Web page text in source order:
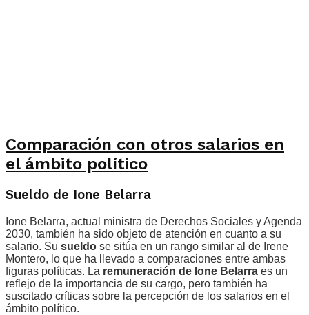
Comparación con otros salarios en
el ámbito político
Sueldo de Ione Belarra
Ione Belarra, actual ministra de Derechos Sociales y Agenda
2030, también ha sido objeto de atención en cuanto a su
salario. Su sueldo se sitúa en un rango similar al de Irene
Montero, lo que ha llevado a comparaciones entre ambas
figuras políticas. La remuneración de Ione Belarra es un
reflejo de la importancia de su cargo, pero también ha
suscitado críticas sobre la percepción de los salarios en el
ámbito político.